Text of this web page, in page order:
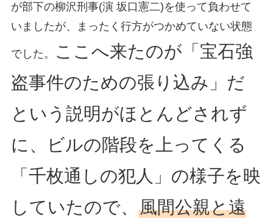
が部下の柳沢刑事(演 坂口憲二)を使って負わせて
いましたが、まったく行方がつかめていない状態
でした。
ここへ来たのが「宝石強
盗事件のための張り込み」だ
という説明がほとんどされず
に、ビルの階段を上ってくる
「千枚通しの犯人」の様子を映
していたので、 風間公親と遠